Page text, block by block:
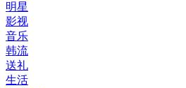
明星
影视
音乐
韩流
送礼
生活